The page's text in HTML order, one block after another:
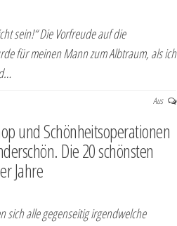
sein!“ Die Vorfreude auf die
für meinen Mann zum Albtraum, als ich
Aus
und Schönheitsoperationen
Die 20 schönsten
Jahre
sich alle gegenseitig irgendwelche